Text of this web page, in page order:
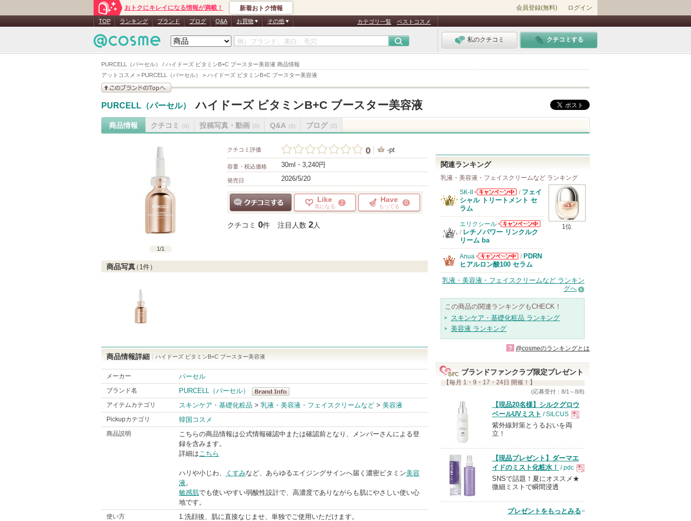
PURCELL（パーセル） / ハイドーズ ビタミンB+C ブースター美容液 商品情報
アットコスメ > PURCELL（パーセル） > ハイドーズ ビタミンB+C ブースター美容液
おトクにキレイになる情報が満載！ 新着おトク情報 会員登録(無料) ログイン
TOP ランキング ブランド ブログ Q&A お買物 その他 カテゴリ一覧 ベストコスメ
私のクチコミ クチコミする
PURCELL（パーセル） ハイドーズ ビタミンB+C ブースター美容液
商品情報 クチコミ (0) 投稿写真・動画 (0) Q&A (0) ブログ (0)
1/1
クチコミ評価 0 -pt
容量・税込価格 30ml・3,240円
発売日 2026/5/20
Like
気になる
2 Have
もってる
0
クチコミ 0件 注目人数 2人
商品写真（ 1件）
商品情報詳細 ハイドーズ ビタミンB+C ブースター美容液
メーカー パーセル
ブランド名
PURCELL（パーセル）
PURCELL（パ
ーセル）
BrandInfo
アイテムカテゴリ スキンケア・基礎化粧品 > 乳液・美容液・フェイスクリームなど > 美容液
Pickupカテゴリ 韓国コスメ
商品説明
こちらの商品情報は公式情報確認中または確認前となり、メンバーさんによる登
録を含みます。
詳細はこちら
ハリや小じわ、 くすみなど、あらゆるエイジングサインへ届く濃密ビタミン美容
液。
敏感肌でも使いやすい弱酸性設計で、高濃度でありながらも肌にやさしい使い心
地です。
使い方
1.洗顔後、肌に直接なじませ、単独でご使用いただけます。
関連ランキング
乳液・美容液・フェイスクリームなど ランキング
1位
SK-II
SK-IIからのお
/ フェイ
シャル トリートメント セ
ラム
エリクシール
エリクシールか
/ レチノパワー リンクルク
リーム ba
Anua
Anuaからのお
知らせがありま
す
/ PDRN
ヒアルロン酸100 セラム
乳液・美容液・フェイスクリームなど ランキン
グへ
この商品の関連ランキングもCHECK！
スキンケア・基礎化粧品 ランキング
美容液 ランキング
? @cosmeのランキングとは
ブランドファンクラブ限定プレゼント
【毎月 1・9・17・24日 開催！】
(応募受付：8/1～8/8)
【現品20名様】シルクグロウ
ベールUVミスト / SILCUS
現
品
紫外線対策とうるおいを両
立！
【現品プレゼント】ダーマエ
イドのミスト化粧水！ / pdc
現
品
SNSで話題！夏にオススメ★
微細ミストで瞬間浸透
プレゼントをもっとみる